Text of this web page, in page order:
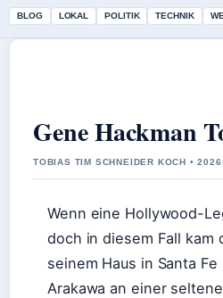
BLOG LOKAL POLITIK TECHNIK
Gene Hackman
TOBIAS TIM SCHNEIDER KOCH •
Wenn eine Hollywood-
doch in diesem Fall
seinem Haus in Santa
Arakawa an einer